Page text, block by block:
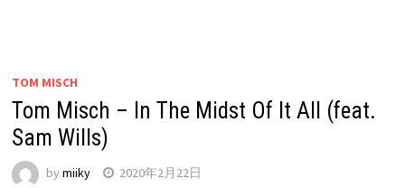
TOM MISCH
Tom Misch – In The Midst Of It All (feat.
Sam Wills)
by miiky 2020年2月22日